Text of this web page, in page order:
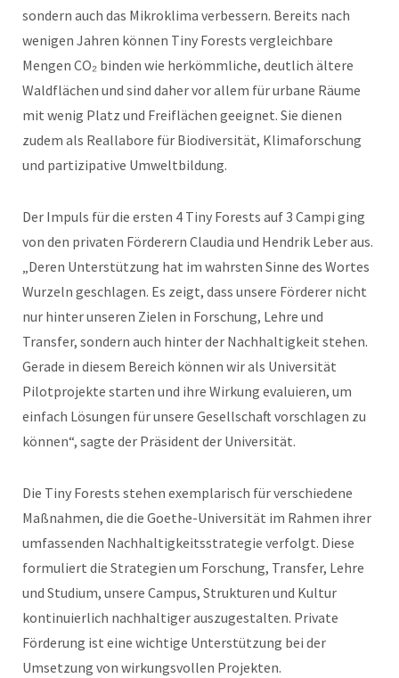
sondern auch das Mikroklima verbessern. Bereits nach
wenigen Jahren können Tiny Forests vergleichbare
Mengen CO₂ binden wie herkömmliche, deutlich ältere
Waldflächen und sind daher vor allem für urbane Räume
mit wenig Platz und Freiflächen geeignet. Sie dienen
zudem als Reallabore für Biodiversität, Klimaforschung
und partizipative Umweltbildung.
Der Impuls für die ersten 4 Tiny Forests auf 3 Campi ging
von den privaten Förderern Claudia und Hendrik Leber aus.
„Deren Unterstützung hat im wahrsten Sinne des Wortes
Wurzeln geschlagen. Es zeigt, dass unsere Förderer nicht
nur hinter unseren Zielen in Forschung, Lehre und
Transfer, sondern auch hinter der Nachhaltigkeit stehen.
Gerade in diesem Bereich können wir als Universität
Pilotprojekte starten und ihre Wirkung evaluieren, um
einfach Lösungen für unsere Gesellschaft vorschlagen zu
können“, sagte der Präsident der Universität.
Die Tiny Forests stehen exemplarisch für verschiedene
Maßnahmen, die die Goethe-Universität im Rahmen ihrer
umfassenden Nachhaltigkeitsstrategie verfolgt. Diese
formuliert die Strategien um Forschung, Transfer, Lehre
und Studium, unsere Campus, Strukturen und Kultur
kontinuierlich nachhaltiger auszugestalten. Private
Förderung ist eine wichtige Unterstützung bei der
Umsetzung von wirkungsvollen Projekten.